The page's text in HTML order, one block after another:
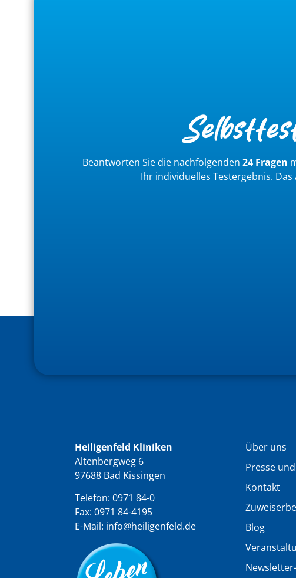
Beantworten Sie die nachfolgenden 24 Fragen
Ihr individuelles Testergebnis.
Heiligenfeld Kliniken
Altenbergweg 6
97688 Bad Kissingen
Telefon: 0971 84-0
Fax: 0971 84-4195
E-Mail: info@heiligenfeld.de
Über uns
Presse
Kontakt
Blog